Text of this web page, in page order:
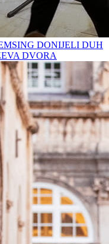
DONIJELI DUH
DVORA